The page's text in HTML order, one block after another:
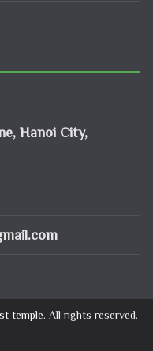
Hanoi City,
temple. All rights reserved.